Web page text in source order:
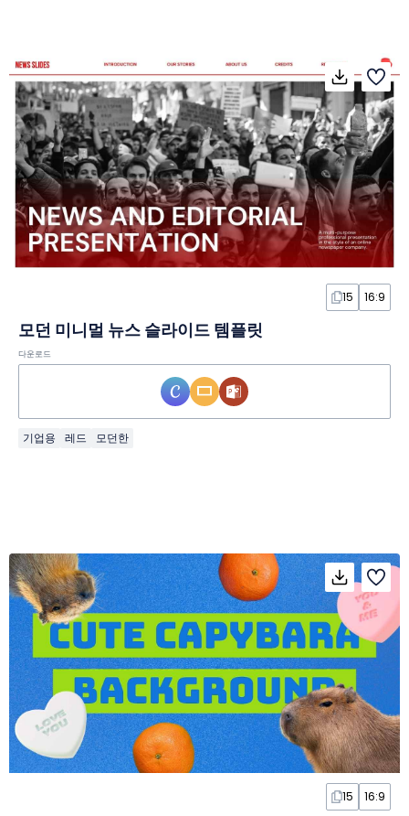
15 16:9
모던 미니멀 뉴스 슬라이드 템플릿
다운로드
기업용 레드 모던한
15 16:9